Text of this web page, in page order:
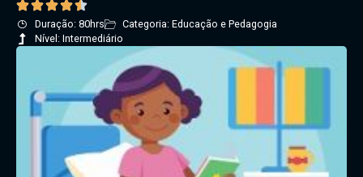
Duração: 80hrs
Categoria: Educação e Pedagogia
Nível: Intermediário